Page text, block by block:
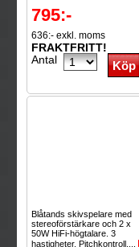
795:-
636:- exkl. moms
FRAKTFRITT!
Antal
Blåtands skivspelare med
stereoförstärkare och 2 x
50W HiFi-högtalare. 3
hastigheter. Pitchkontroll....